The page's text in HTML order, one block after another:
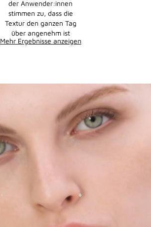
der Anwender:innen
stimmen zu, dass die
Textur den ganzen Tag
über angenehm ist
Mehr Ergebnisse anzeigen